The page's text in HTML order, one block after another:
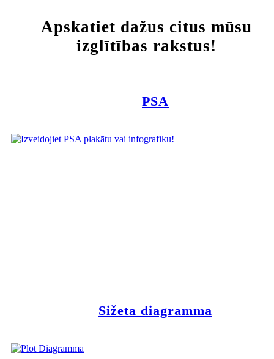
Apskatiet dažus citus mūsu
izglītības rakstus!
PSA
Sižeta diagramma